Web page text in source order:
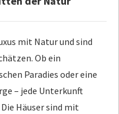
mit Natur und sind
Ob ein
Paradies oder eine
– jede Unterkunft
Häuser sind mit